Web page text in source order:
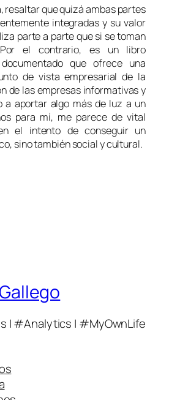
resaltar que quizá ambas partes
integradas y su valor
parte a parte que si se toman
el contrario, es un libro
que ofrece una
de vista empresarial de la
de las empresas informativas y
a aportar algo más de luz a un
para mí, me parece de vital
el intento de conseguir un
sino también social y cultural.
| #Analytics | #MyOwnLife